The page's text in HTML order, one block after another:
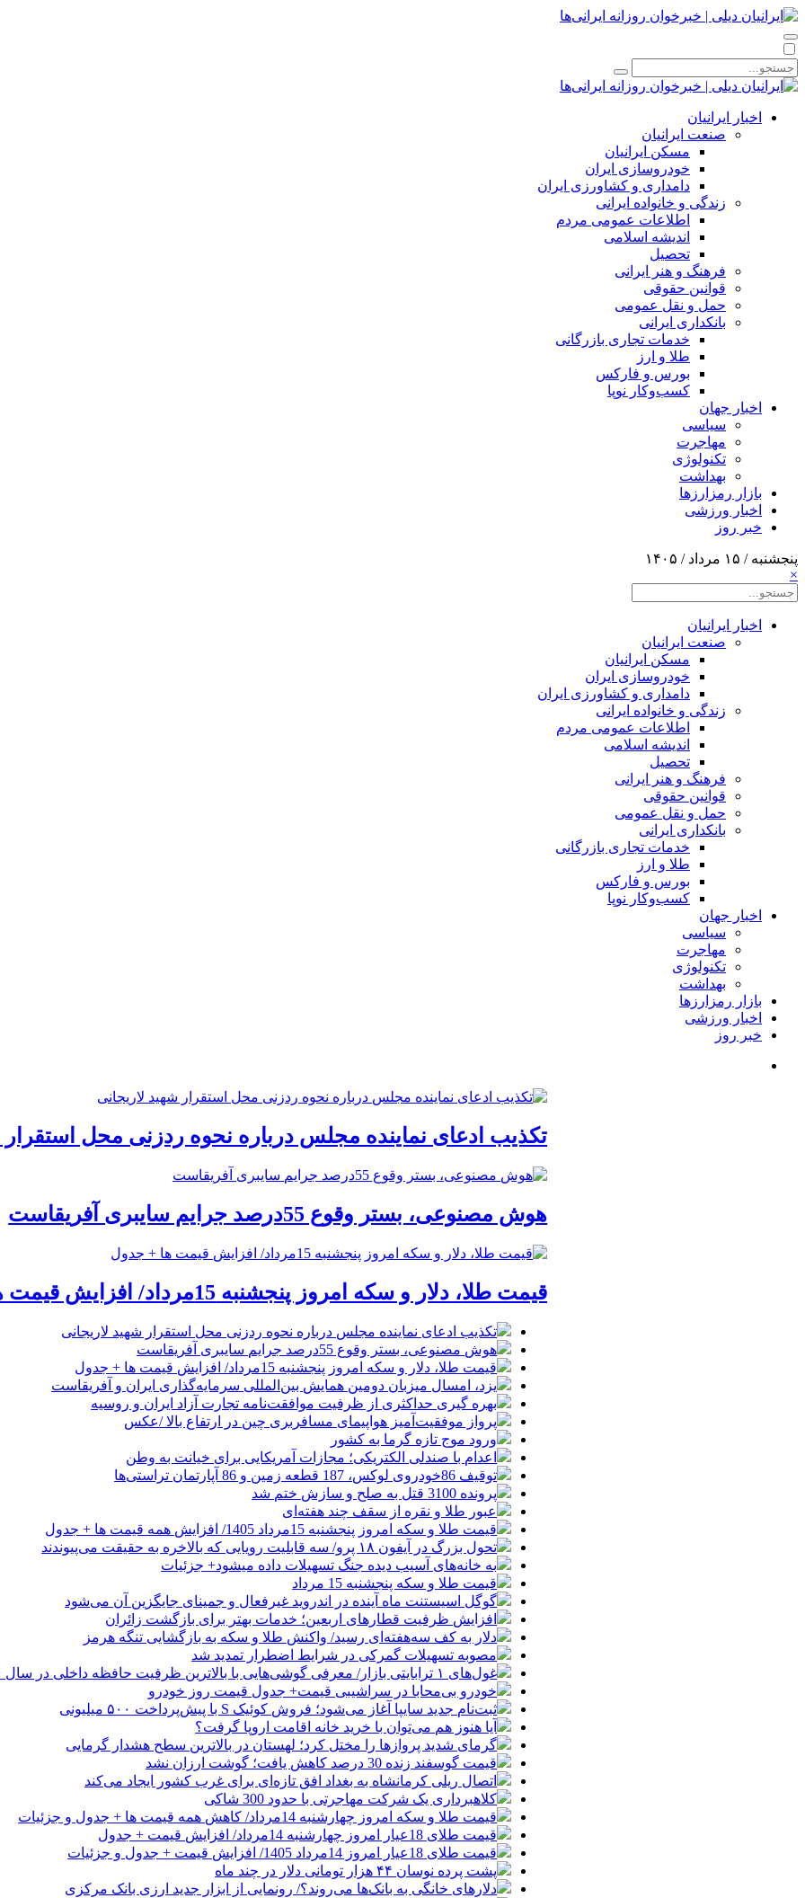
اخبار ایرانیان
صنعت ایرانیان
مسکن ایرانیان
خودروسازی ایران
دامداری و کشاورزی ایران
زندگی و خانواده ایرانی
اطلاعات عمومی مردم
اندیشه اسلامی
تحصیل
فرهنگ و هنر ایرانی
قوانین حقوقی
حمل و نقل عمومی
بانکداری ایرانی
خدمات تجاری بازرگانی
طلا و ارز
بورس و فارکس
کسب‌وکار نوپا
اخبار جهان
سیاسی
مهاجرت
تکنولوژی
بهداشت
بازار رمزارزها
اخبار ورزشی
خبر روز
پنجشنبه / ۱۵ مرداد / ۱۴۰۵
×
اخبار ایرانیان
صنعت ایرانیان
مسکن ایرانیان
خودروسازی ایران
دامداری و کشاورزی ایران
زندگی و خانواده ایرانی
اطلاعات عمومی مردم
اندیشه اسلامی
تحصیل
فرهنگ و هنر ایرانی
قوانین حقوقی
حمل و نقل عمومی
بانکداری ایرانی
خدمات تجاری بازرگانی
طلا و ارز
بورس و فارکس
کسب‌وکار نوپا
اخبار جهان
سیاسی
مهاجرت
تکنولوژی
بهداشت
بازار رمزارزها
اخبار ورزشی
خبر روز
تکذیب ادعای نماینده مجلس درباره نحوه ردزنی محل استقرار
هوش مصنوعی، بستر وقوع 55درصد جرایم سایبری آفریقاست
قیمت طلا، دلار و سکه امروز پنجشنبه 15مرداد/ افزایش قیمت ها + جدول
تکذیب ادعای نماینده مجلس درباره نحوه ردزنی محل استقرار شهید لاریجانی
هوش مصنوعی، بستر وقوع 55درصد جرایم سایبری آفریقاست
قیمت طلا، دلار و سکه امروز پنجشنبه 15مرداد/ افزایش قیمت ها + جدول
یزد، امسال میزبان دومین همایش بین‌المللی سرمایه‌گذاری ایران و آفریقاست
بهره گیری حداکثری از ظرفیت موافقت‌نامه تجارت آزاد ایران و روسیه
پرواز موفقیت‌آمیز هواپیمای مسافربری چین در ارتفاع بالا /عکس
ورود موج تازه گرما به کشور
اعدام با صندلی الکتریکی؛ مجازات آمریکایی برای خیانت به وطن
توقیف 86خودروی لوکس، 187 قطعه زمین و 86 آپارتمان تراستی‌ها
پرونده 3100 قتل به صلح و سازش ختم شد
عبور طلا و نقره از سقف چند هفته‌ای
قیمت طلا و سکه امروز پنجشنبه 15مرداد 1405/ افزایش همه قیمت ها + جدول
تحول بزرگ در آیفون ۱۸ پرو/ سه قابلیت رویایی که بالاخره به حقیقت می‌پیوندند
به خانه‌های آسیب دیده جنگ تسهیلات داده میشود+ جزئیات
قیمت طلا و سکه پنجشنبه 15 مرداد
گوگل اسیستنت ماه آینده در اندروید غیرفعال و جمینای جایگزین آن می‌شود
افزایش ظرفیت قطارهای اربعین؛ خدمات بهتر برای بازگشت زائران
دلار به کف سه‌هفته‌ای رسید/ واکنش طلا و سکه به بازگشایی تنگه هرمز
مصوبه تسهیلات گمرکی در شرایط اضطرار تمدید شد
غول‌های ۱ ترابایتی بازار/ معرفی گوشی‌هایی با بالاترین ظرفیت حافظه داخلی در سال ۲۰۲۶
خودرو بی‌محابا در سراشیبی قیمت+ جدول قیمت روز خودرو
ثبت‌نام جدید سایپا آغاز می‌شود؛ فروش کوئیک S با پیش‌پرداخت ۵۰۰ میلیونی
آیا هنوز هم می‌توان با خرید خانه اقامت اروپا گرفت؟
گرمای شدید پروازها را مختل کرد؛ لهستان در بالاترین سطح هشدار گرمایی
قیمت گوسفند زنده 30 درصد کاهش یافت؛ گوشت ارزان نشد
اتصال ریلی کرمانشاه به بغداد افق تازه‌ای برای غرب کشور ایجاد می‌کند
کلاهبرداری یک شرکت مهاجرتی با حدود 300 شاکی
قیمت طلا و سکه امروز چهارشنبه 14مرداد/ کاهش همه قیمت ها + جدول و جزئیات
قیمت طلای 18عیار امروز چهارشنبه 14مرداد/ افزایش قیمت + جدول
قیمت طلای 18عیار امروز 14مرداد 1405/ افزایش قیمت + جدول و جزئیات
پشت پرده نوسان ۴۴ هزار تومانی دلار در چند ماه
دلارهای خانگی به بانک‌ها می‌روند؟/ رونمایی از ابزار جدید ارزی بانک مرکزی